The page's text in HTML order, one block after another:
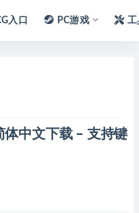
入口 PC游戏
体中文下载 – 支持键